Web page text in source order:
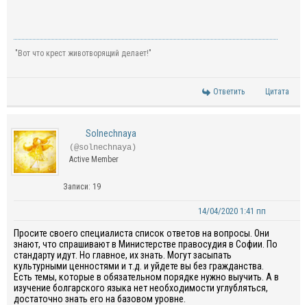
"Вот что крест животворящий делает!"
Ответить Цитата
Solnechnaya
(@solnechnaya)
Active Member
Записи: 19
14/04/2020 1:41 пп
Просите своего специалиста список ответов на вопросы. Они
знают, что спрашивают в Министерстве правосудия в Софии . По
стандарту идут. Но главное, их знать. Могут засыпать
культурными ценностями и т.д. и уйдете вы без гражданства.
Есть темы, которые в обязательном порядке нужно выучить. А в
изучение болгарского языка нетнеобходимости углубляться,
достаточно знать его на базовом уровне.